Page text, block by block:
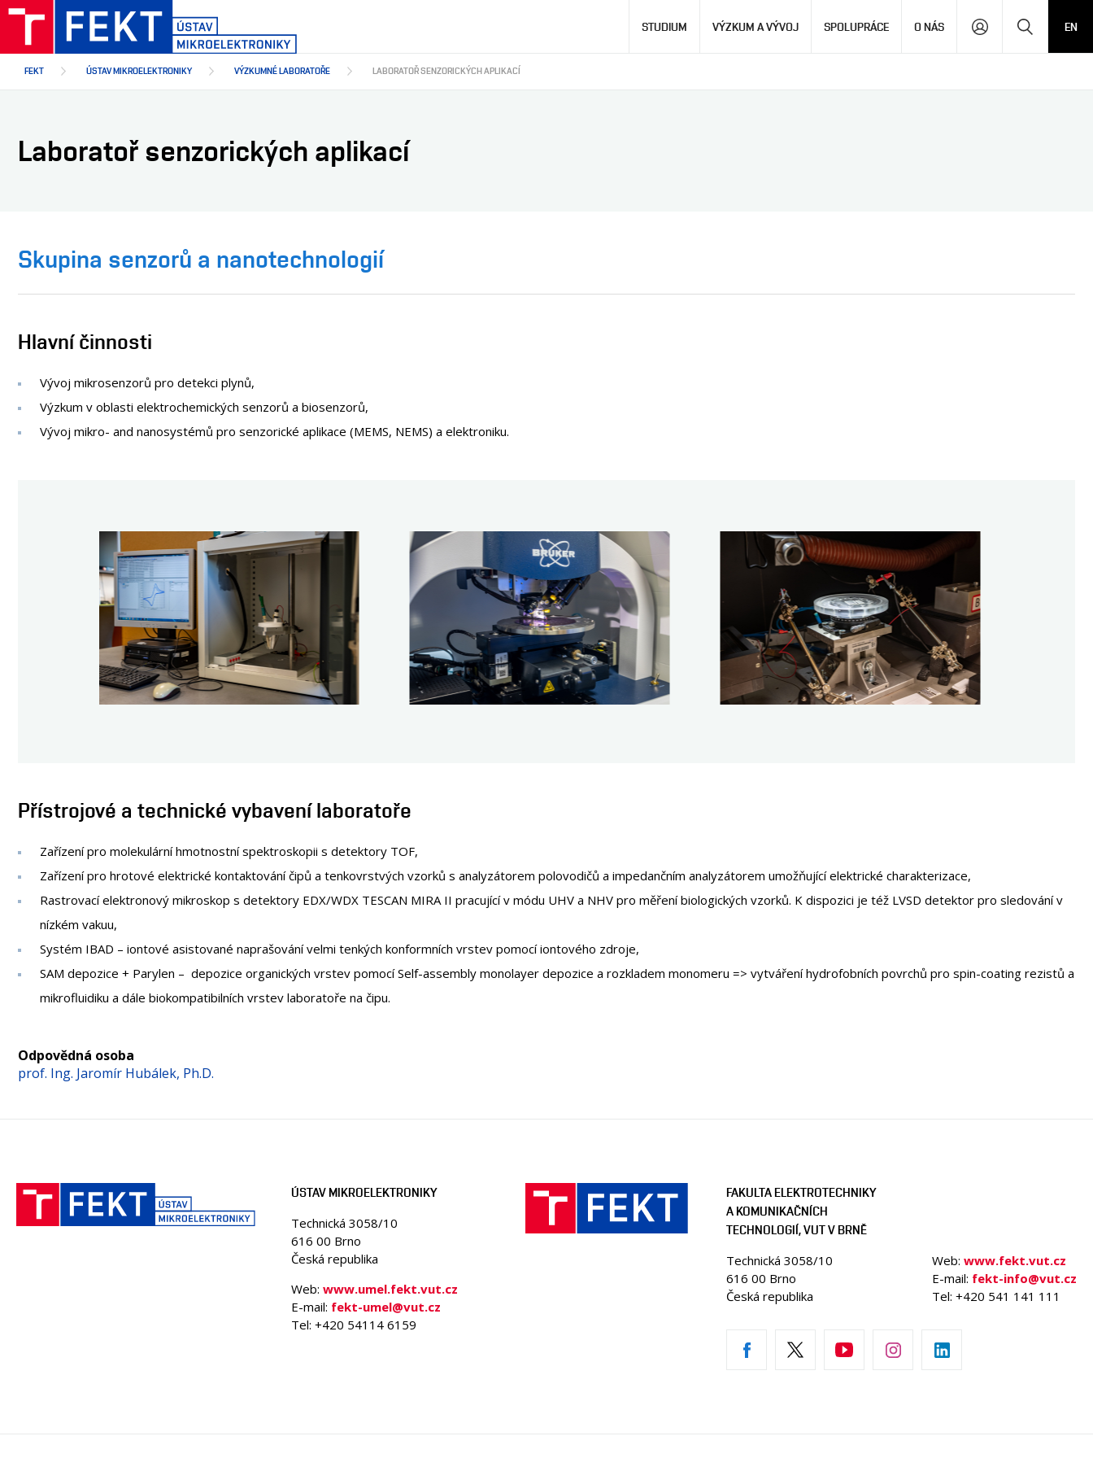
Přejít
hlavnímu
STUDIUM VÝZKUM A VÝVOJ SPOLUPRÁCE O NÁS EN
FEKT ÚSTAV MIKROELEKTRONIKY VÝZKUMNÉ LABORATOŘE LABORATOŘ SENZORICKÝCH APLIKACÍ
Laboratoř senzorických aplikací
Skupina senzorů a nanotechnologií
Hlavní činnosti
Vývoj mikrosenzorů pro detekci plynů,
Výzkum v oblasti elektrochemických senzorů a biosenzorů,
Vývoj mikro- and nanosystémů pro senzorické aplikace (MEMS, NEMS) a elektroniku.
Přístrojové a technické vybavení laboratoře
Zařízení pro molekulární hmotnostní spektroskopii s detektory TOF,
Zařízení pro hrotové elektrické kontaktování čipů a tenkovrstvých vzorků s analyzátorem polovodičů a impedančním analyzátorem umožňující elektrické charakterizace,
Rastrovací elektronový mikroskop s detektory EDX/WDX TESCAN MIRA II pracující v módu UHV a NHV pro měření biologických vzorků. K dispozici je též LVSD detektor pro sledování v
nízkém vakuu,
Systém IBAD – iontové asistované naprašování velmi tenkých konformních vrstev pomocí iontového zdroje,
SAM depozice + Parylen – depozice organických vrstev pomocí Self-assembly monolayer depozice a rozkladem monomeru => vytváření hydrofobních povrchů pro spin-coating rezistů a
mikrofluidiku a dále biokompatibilních vrstev laboratoře na čipu.
Odpovědná osoba
prof. Ing. Jaromír Hubálek, Ph.D.
ÚSTAV MIKROELEKTRONIKY
Technická 3058/10
616 00 Brno
Česká republika
Web: www.umel.fekt.vut.cz
E-mail: fekt-umel@vut.cz
Tel: +420 54114 6159
FAKULTA ELEKTROTECHNIKY
A KOMUNIKAČNÍCH
TECHNOLOGIÍ, VUT V BRNĚ
Technická 3058/10
616 00 Brno
Česká republika
Web: www.fekt.vut.cz
E-mail: fekt-info@vut.cz
Tel: +420 541 141 111